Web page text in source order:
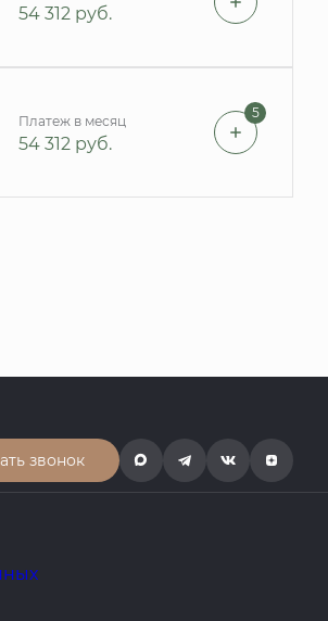
54 312 руб.
Платеж в месяц
54 312 руб.
5
звонок